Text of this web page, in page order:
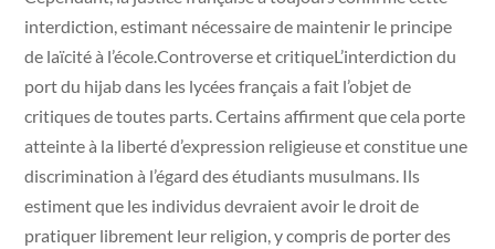
interdiction, estimant nécessaire de maintenir le principe
de laïcité à l’école.Controverse et critiqueL’interdiction du
port du hijab dans les lycées français a fait l’objet de
critiques de toutes parts. Certains affirment que cela porte
atteinte à la liberté d’expression religieuse et constitue une
discrimination à l’égard des étudiants musulmans. Ils
estiment que les individus devraient avoir le droit de
pratiquer librement leur religion, y compris de porter des